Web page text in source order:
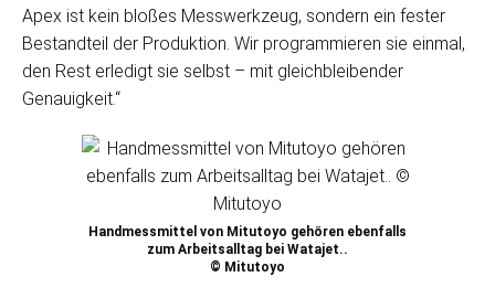
Apex ist kein bloßes Messwerkzeug, sondern ein fester
Bestandteil der Produktion. Wir programmieren sie einmal,
den Rest erledigt sie selbst – mit gleichbleibender
Genauigkeit.“
Handmessmittel von Mitutoyo gehören ebenfalls
zum Arbeitsalltag bei Watajet..
© Mitutoyo